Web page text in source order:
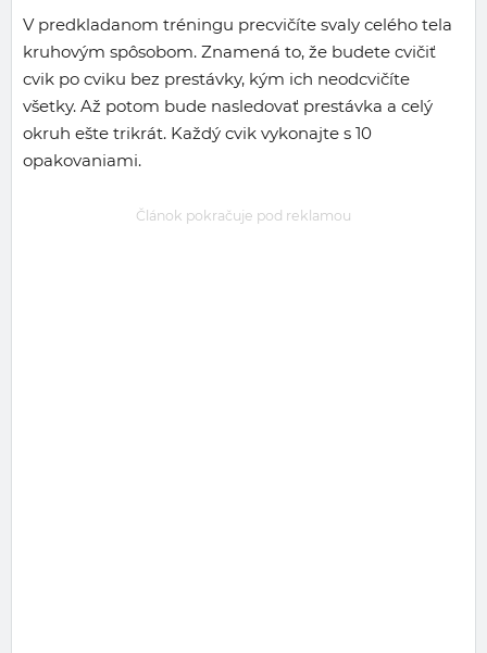
V predkladanom tréningu precvičíte svaly celého tela
kruhovým spôsobom. Znamená to, že budete cvičiť
cvik po cviku bez prestávky, kým ich neodcvičíte
všetky. Až potom bude nasledovať prestávka a celý
okruh ešte trikrát. Každý cvik vykonajte s 10
opakovaniami.
Článok pokračuje pod reklamou